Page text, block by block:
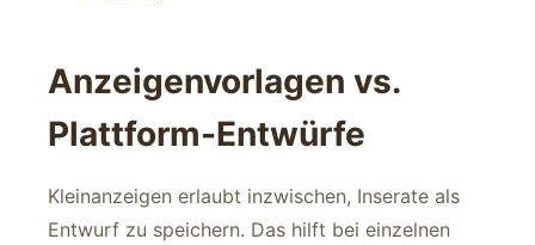
Anzeigenvorlagen vs.
Plattform-Entwürfe
Kleinanzeigen erlaubt inzwischen, Inserate als
Entwurf zu speichern. Das hilft bei einzelnen